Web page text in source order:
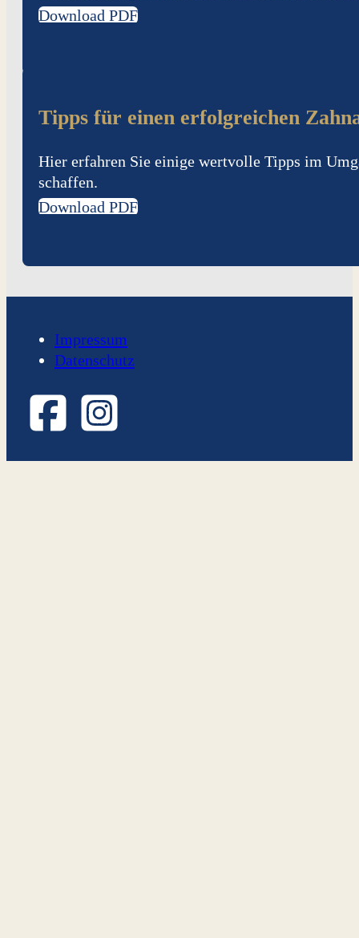
Download PDF
Tipps für einen erfolgreichen
Hier erfahren Sie einige wertvolle Tipps im
schaffen.
Download PDF
Impressum
Datenschutz